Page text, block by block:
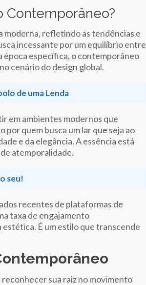
Contemporâneo?
moderna, refletindo as tendências e
incessante por um equilíbrio entre
específica, o contemporâneo
cenário do design global.
de uma Lenda
em ambientes modernos que
quem busca um lar que seja ao
e da elegância. A essência está
atemporalidade.
seu!
recentes de plataformas de
taxa de engajamento
É um estilo que transcende
sua raiz no movimento